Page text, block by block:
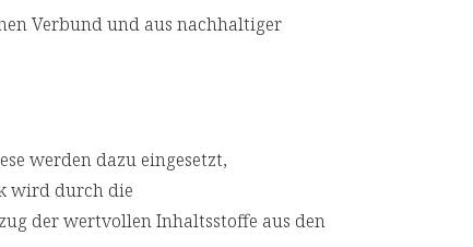
Verbund und aus nachhaltiger
werden dazu eingesetzt,
wird durch die
der wertvollen Inhaltsstoffe aus den